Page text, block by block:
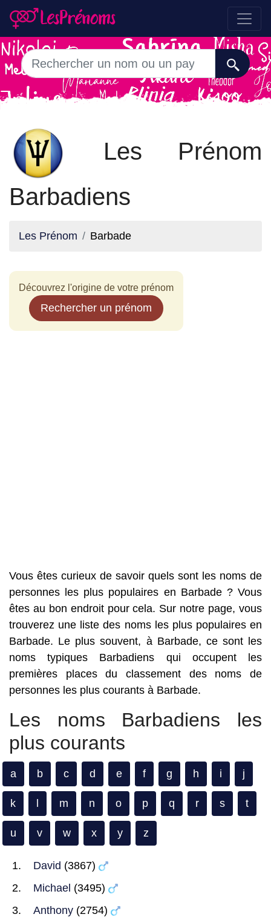
Les Prénom
Barbadiens
Les Prénom Barbade
Découvrez l'origine de votre prénom
Rechercher un prénom
Vous êtes curieux de savoir quels sont les noms de
personnes les plus populaires en Barbade ? Vous
êtes au bon endroit pour cela. Sur notre page, vous
trouverez une liste des noms les plus populaires en
Barbade. Le plus souvent, à Barbade, ce sont les
noms typiques Barbadiens qui occupent les
premières places du classement des noms de
personnes les plus courants à Barbade.
Les noms Barbadiens les
plus courants
a b c d e f g h i j
k m n o p q r s t
u v w x y z
David (3867)
Michael (3495)
Anthony (2754)